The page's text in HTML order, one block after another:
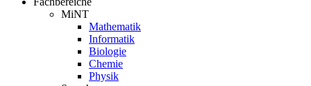
MiNT
Mathematik
Informatik
Biologie
Chemie
Physik